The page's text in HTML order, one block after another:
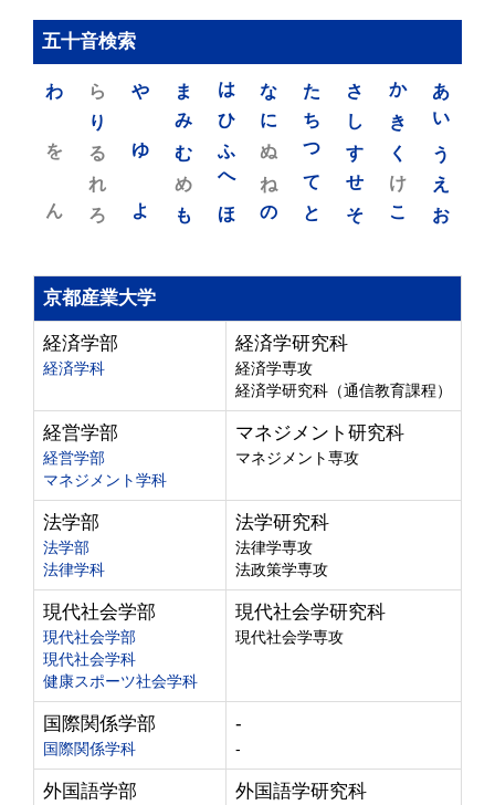
五十音検索
あ
い
う
え
お
か
き
く
け
こ
さ
し
す
せ
そ
た
ち
つ
て
と
な
に
ぬ
ね
の
は
ひ
ふ
へ
ほ
ま
み
む
め
も
や
ゆ
よ
ら
り
る
れ
ろ
わ
を
ん
京都産業大学
経済学部
経済学科
経済学研究科
経済学専攻
経済学研究科（通信教育課程）
経営学部
経営学部
マネジメント学科
マネジメント研究科
マネジメント専攻
法学部
法学部
法律学科
法学研究科
法律学専攻
法政策学専攻
現代社会学部
現代社会学部
現代社会学科
健康スポーツ社会学科
現代社会学研究科
現代社会学専攻
国際関係学部
国際関係学科
-
-
外国語学部 外国語学研究科